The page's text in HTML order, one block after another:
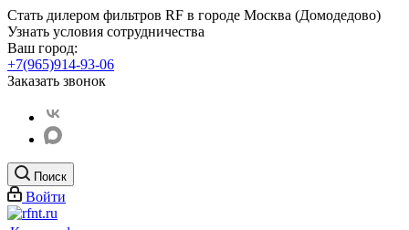
Стать дилером фильтров RF в городе Москва (Домодедово)
Узнать условия сотрудничества
Ваш город:
+7(965)914-93-06
Заказать звонок
Поиск
Войти